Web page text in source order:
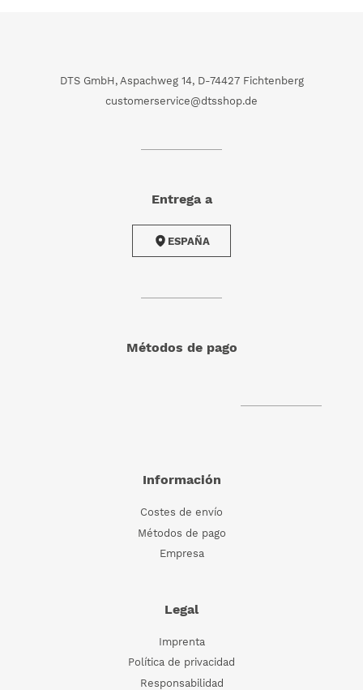
DTS GmbH, Aspachweg 14, D-74427 Fichtenberg
customerservice@dtsshop.de
Entrega a
ESPAÑA
Métodos de pago
Información
Costes de envío
Métodos de pago
Empresa
Legal
Imprenta
Política de privacidad
Responsabilidad